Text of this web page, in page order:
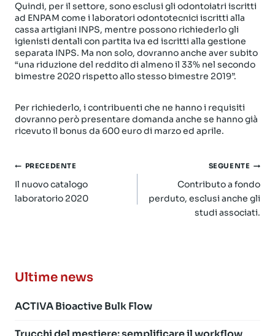
Quindi, per il settore, sono esclusi gli odontoiatri iscritti
ad ENPAM come i laboratori odontotecnici iscritti alla
cassa artigiani INPS, mentre possono richiederlo gli
igienisti dentali con partita iva ed iscritti alla gestione
separata INPS. Ma non solo, dovranno anche aver subito
“una riduzione del reddito di almeno il 33% nel secondo
bimestre 2020 rispetto allo stesso bimestre 2019”.
Per richiederlo, i contribuenti che ne hanno i requisiti
dovranno però presentare domanda anche se hanno già
ricevuto il bonus da 600 euro di marzo ed aprile.
Navigazione
articoli
PRECEDENTE
Il nuovo catalogo
laboratorio 2020
SEGUENTE
Contributo a fondo
perduto, esclusi anche gli
studi associati.
Ultime news
ACTIVA Bioactive Bulk Flow